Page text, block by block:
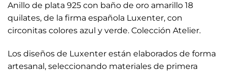
Anillo de plata 925 con baño de oro amarillo 18
quilates, de la firma española Luxenter, con
circonitas colores azul y verde. Colección Atelier.
Los diseños de Luxenter están elaborados de forma
artesanal, seleccionando materiales de primera